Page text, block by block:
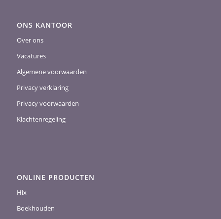
ONS KANTOOR
Over ons
Vacatures
Algemene voorwaarden
Privacy verklaring
Privacy voorwaarden
Klachtenregeling
ONLINE PRODUCTEN
Hix
Boekhouden